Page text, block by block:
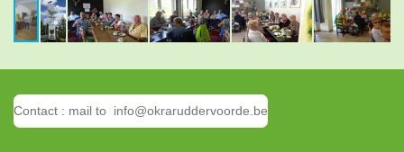
Contact : mail to info@okraruddervoorde.be